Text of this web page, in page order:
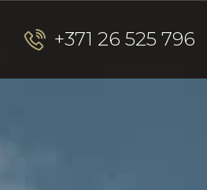
+371 26 525 796